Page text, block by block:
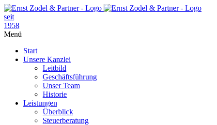
seit
1958
Menü
Start
Unsere Kanzlei
Leitbild
Geschäftsführung
Unser Team
Historie
Leistungen
Überblick
Steuerberatung